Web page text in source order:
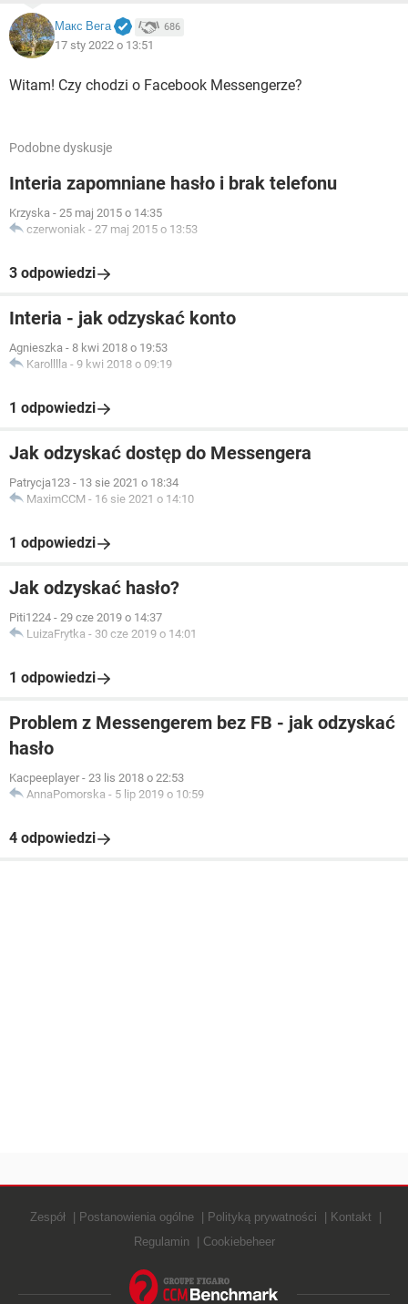
Макс Вега 686
17 sty 2022 o 13:51
Witam! Czy chodzi o Facebook Messengerze?
Podobne dyskusje
Interia zapomniane hasło i brak telefonu
Krzyska - 25 maj 2015 o 14:35
czerwoniak - 27 maj 2015 o 13:53
3 odpowiedzi
Interia - jak odzyskać konto
Agnieszka - 8 kwi 2018 o 19:53
Karolllla - 9 kwi 2018 o 09:19
1 odpowiedzi
Jak odzyskać dostęp do Messengera
Patrycja123 - 13 sie 2021 o 18:34
MaximCCM - 16 sie 2021 o 14:10
1 odpowiedzi
Jak odzyskać hasło?
Piti1224 - 29 cze 2019 o 14:37
LuizaFrytka - 30 cze 2019 o 14:01
1 odpowiedzi
Problem z Messengerem bez FB - jak odzyskać
hasło
Kacpeeplayer - 23 lis 2018 o 22:53
AnnaPomorska - 5 lip 2019 o 10:59
4 odpowiedzi
Zespół Postanowienia ogólne Polityką prywatności
Kontakt
Regulamin
Cookiebeheer